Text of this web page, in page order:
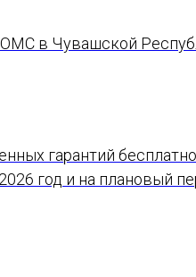
в Чувашской
гарантий
год и на плановый